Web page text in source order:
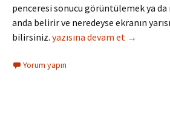
penceresi sonucu görüntülemek ya
anda belirir ve neredeyse ekranın
bilirsiniz. SSMS Result Show/Hide
yazısına devam et →
Yorum yapın